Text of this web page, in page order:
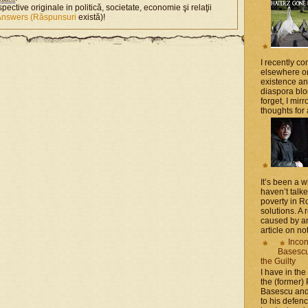
originale in politică, societate, economie şi relaţii
(Răspunsuri există)!
I recently
elsewhere
existence
diaspora
forget, I
thoughts for
It’s been a
haven’t
poverty in
solutions. A
caused by
article on
the Guilty
I have in
the (former)
Basescu
to his